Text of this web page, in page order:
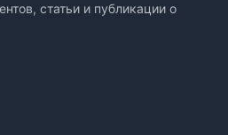
статьи и публикации о